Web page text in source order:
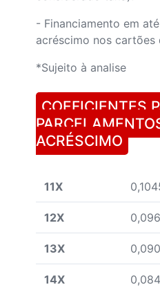
- Financiamento em
acréscimo nos cartões
*Sujeito à analise
COEFICIENTES
ACRÉSCIMO
11X
12X
13X
14X